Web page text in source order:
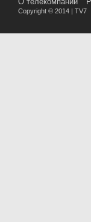
Copyright © 2014 | TV7